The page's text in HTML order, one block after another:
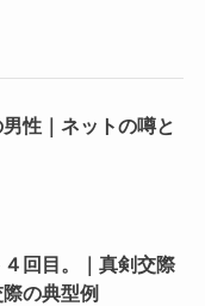
性｜ネットの噂と
回目。｜真剣交際
の典型例